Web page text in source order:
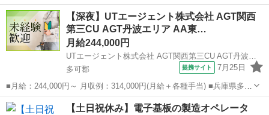
※基本残業なし ■兵庫県多可郡多可町 勤務詳細：多可郡多可町 通勤方
法：徒歩/車/自転車/バス/バイク 最寄り駅：黒田庄駅から車23分 ※構
内の...
兵庫 多可郡 加工
【深夜】UTエージェント株式会社 AGT関西
第三CU AGT丹波エリア AA東…
月給244,000円
UTエージェント株式会社 AGT関西第三CU AGT丹波エリア AA東安田CL 《JUVR1C》
多可郡
提携サイト 7月25日
■月給：244,000円～ 月収例：314,000円(月給＋各種手当) ■兵庫県多可
郡多可町 勤務詳細：多可郡多可町 通勤方法：徒歩/車/自転車/バイク
最寄り駅：本黒田駅から車8分 ※構内の無料駐車場利用OK ■正社員
兵庫 加工
【土日祝休み】電子基板の製造オペレータ